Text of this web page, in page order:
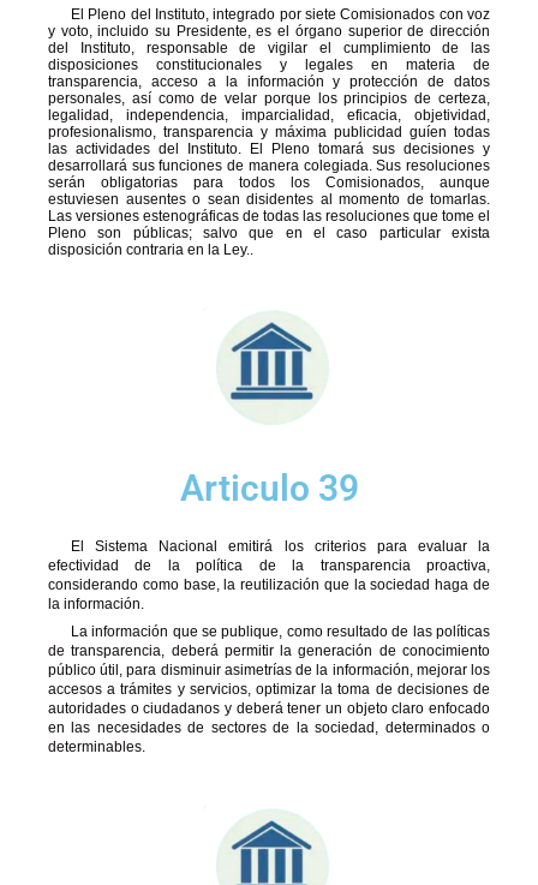
El Pleno del Instituto, integrado por siete Comisionados con voz
y voto, incluido su Presidente, es el órgano superior de dirección
del Instituto, responsable de vigilar el cumplimiento de las
disposiciones constitucionales y legales en materia de
transparencia, acceso a la información y protección de datos
personales, así como de velar porque los principios de certeza,
legalidad, independencia, imparcialidad, eficacia, objetividad,
profesionalismo, transparencia y máxima publicidad guíen todas
las actividades del Instituto. El Pleno tomará sus decisiones y
desarrollará sus funciones de manera colegiada. Sus resoluciones
serán obligatorias para todos los Comisionados, aunque
estuviesen ausentes o sean disidentes al momento de tomarlas.
Las versiones estenográficas de todas las resoluciones que tome el
Pleno son públicas; salvo que en el caso particular exista
disposición contraria en la Ley..
Articulo 39
El Sistema Nacional emitirá los criterios para evaluar la
efectividad de la política de la transparencia proactiva,
considerando como base, la reutilización que la sociedad haga de
la información.
La información que se publique, como resultado de las políticas
de transparencia, deberá permitir la generación de conocimiento
público útil, para disminuir asimetrías de la información, mejorar los
accesos a trámites y servicios, optimizar la toma de decisiones de
autoridades o ciudadanos y deberá tener un objeto claro enfocado
en las necesidades de sectores de la sociedad, determinados o
determinables.